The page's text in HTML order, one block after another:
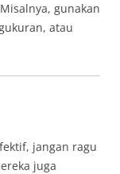
gunakan
atau
jangan ragu
juga